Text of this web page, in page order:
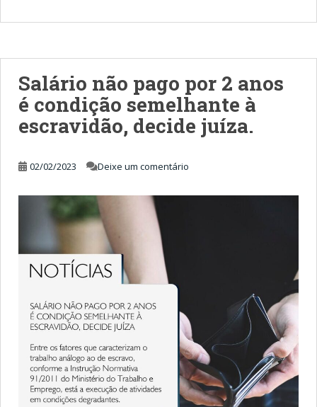
Salário não pago por 2 anos
é condição semelhante à
escravidão, decide juíza.
02/02/2023 Deixe um comentário